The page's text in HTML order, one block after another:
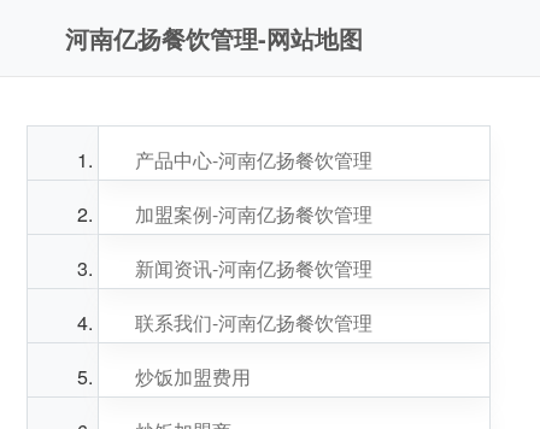
河南亿扬餐饮管理-网站地图
产品中心-河南亿扬餐饮管理
加盟案例-河南亿扬餐饮管理
新闻资讯-河南亿扬餐饮管理
联系我们-河南亿扬餐饮管理
炒饭加盟费用